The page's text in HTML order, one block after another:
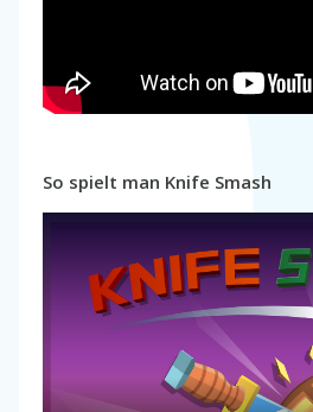
So spielt man Knife Smash